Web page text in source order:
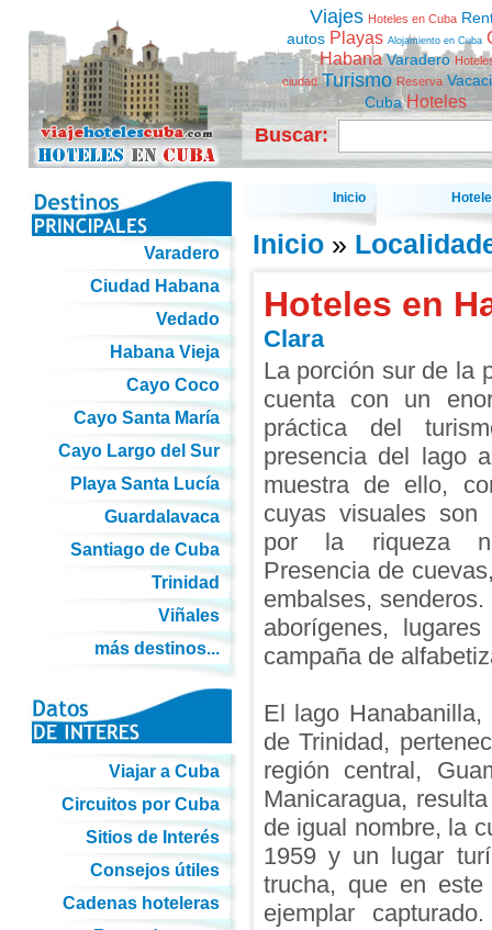
Viajes Hoteles en Cuba
autos Playas Alojamiento en Cuba
Habana Varadero
ciudad Turismo Reserva
Cuba Hoteles
Buscar:
Inicio
Inicio»
Hoteles en
Clara
La porción sur de la
cuenta con un
práctica del
presencia del lago
muestra de ello,
cuyas visuales
por la riqueza
Presencia de
embalses,
aborígenes,
campaña de
El lago
de Trinidad,
región central,
Manicaragua,
de igual nombre, la
1959 y un lugar
trucha, que en
ejemplar
Varadero
Ciudad Habana
Vedado
Habana Vieja
Cayo Coco
Cayo Santa María
Cayo Largo del Sur
Playa Santa Lucía
Guardalavaca
Santiago de Cuba
Trinidad
Viñales
más destinos...
Viajar a Cuba
Circuitos por Cuba
Sitios de Interés
Consejos útiles
Cadenas hoteleras